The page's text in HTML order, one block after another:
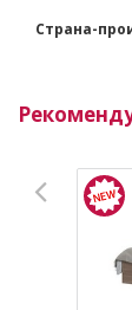
Страна-